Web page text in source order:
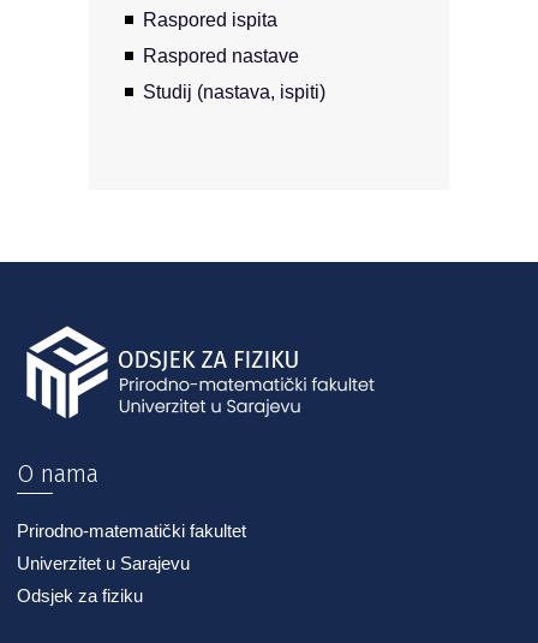
Raspored ispita
Raspored nastave
Studij (nastava, ispiti)
O nama
Prirodno-matematički fakultet
Univerzitet u Sarajevu
Odsjek za fiziku